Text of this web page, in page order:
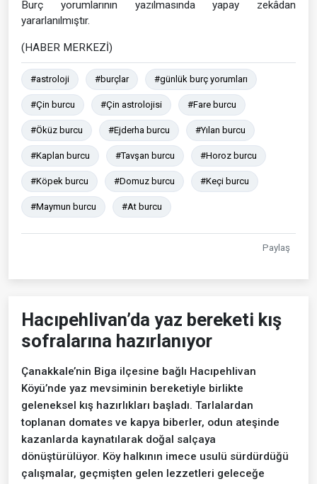
Burç yorumlarının yazılmasında yapay zekâdan
yararlanılmıştır.
(HABER MERKEZİ)
#astroloji #burçlar #günlük burç yorumları
#Çin burcu #Çin astrolojisi #Fare burcu
#Öküz burcu #Ejderha burcu #Yılan burcu
#Kaplan burcu #Tavşan burcu #Horoz burcu
#Köpek burcu #Domuz burcu #Keçi burcu
#Maymun burcu #At burcu
Paylaş
Hacıpehlivan’da yaz bereketi kış
sofralarına hazırlanıyor
Çanakkale’nin Biga ilçesine bağlı Hacıpehlivan
Köyü’nde yaz mevsiminin bereketiyle birlikte
geleneksel kış hazırlıkları başladı. Tarlalardan
toplanan domates ve kapya biberler, odun ateşinde
kazanlarda kaynatılarak doğal salçaya
dönüştürülüyor. Köy halkının imece usulü sürdürdüğü
çalışmalar, geçmişten gelen lezzetleri geleceğe